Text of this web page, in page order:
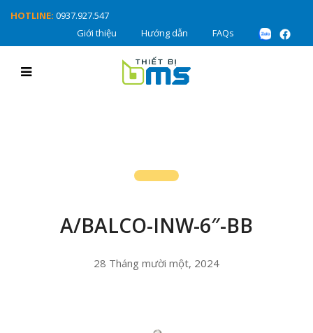
HOTLINE: 0937.927.547
Giới thiệu
Hướng dẫn FAQs
A/BALCO-INW-6″-BB
28 Tháng mười một, 2024